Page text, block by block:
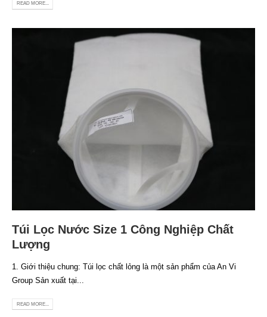
READ MORE...
Túi Lọc Nước Size 1 Công Nghiệp Chất
Lượng
1. Giới thiệu chung: Túi lọc chất lỏng là một sản phẩm của An Vi
Group Sản xuất tại...
READ MORE...